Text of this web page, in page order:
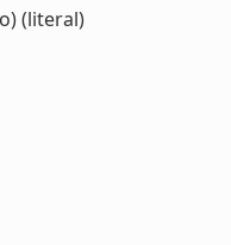
(literal)